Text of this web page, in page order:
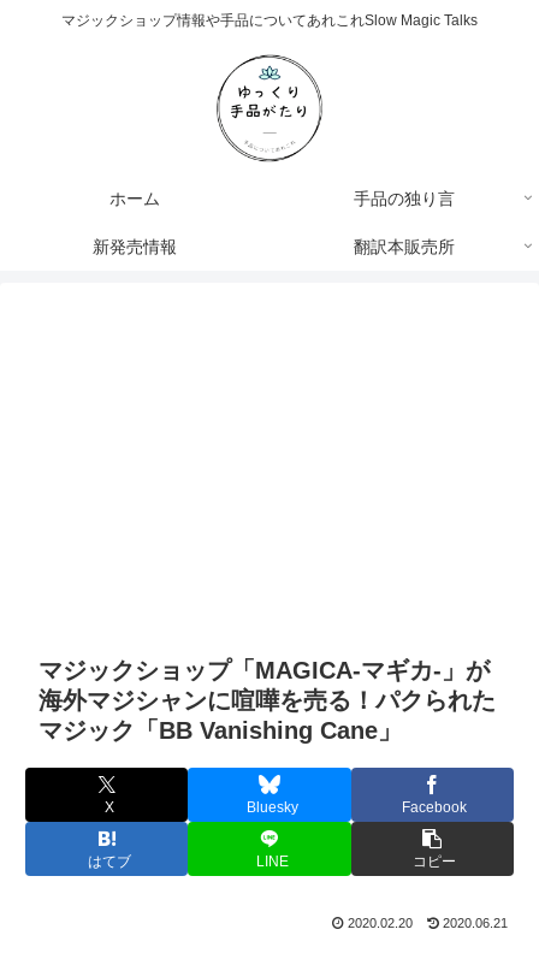
マジックショップ情報や手品についてあれこれSlow Magic Talks
ホーム 手品の独り言
新発売情報 翻訳本販売所
マジックショップ「MAGICA-マギカ-」が
海外マジシャンに喧嘩を売る！パクられた
マジック「BB Vanishing Cane」
X Bluesky Facebook
はてブ LINE コピー
2020.02.20 2020.06.21